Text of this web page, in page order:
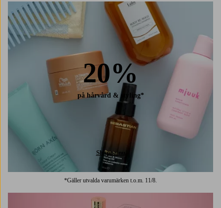
20%
på hårvård & styling*
Shoppa nu
*Gäller utvalda varumärken t.o.m. 11/8.